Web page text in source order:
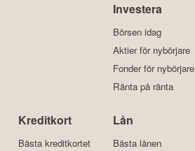
Investera
Börsen idag
Aktier för nybörjare
Fonder för nybörjare
Ränta på ränta
Kreditkort
Bästa kreditkortet
Lån
Bästa lånen